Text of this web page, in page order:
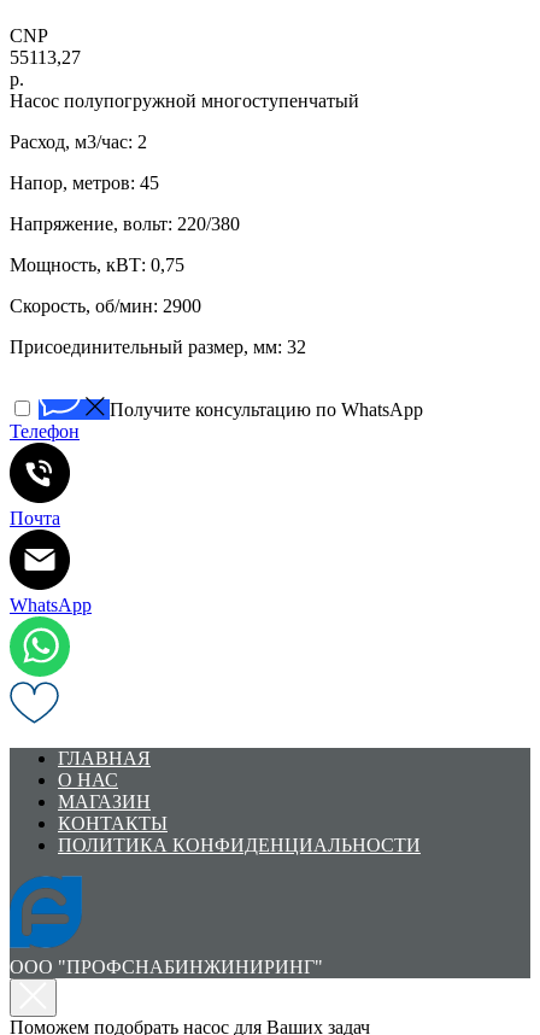
CNP
55113,27
р.
Насос полупогружной многоступенчатый
Расход, м3/час: 2
Напор, метров: 45
Напряжение, вольт: 220/380
Мощность, кВТ: 0,75
Скорость, об/мин: 2900
Присоединительный размер, мм: 32
Получите консультацию по WhatsApp
Телефон
Почта
WhatsApp
ГЛАВНАЯ
О НАС
МАГАЗИН
КОНТАКТЫ
ПОЛИТИКА КОНФИДЕНЦИАЛЬНОСТИ
ООО "ПРОФСНАБИНЖИНИРИНГ"
Поможем подобрать насос для Ваших задач